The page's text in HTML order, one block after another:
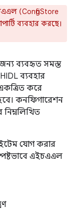
(ConfigStore
ব্যবহার করছে।
জন্য ব্যবহৃত সমস্ত
ব্যবহার
করে
কনফিগারেশন
যোগ করার
এইচএএল